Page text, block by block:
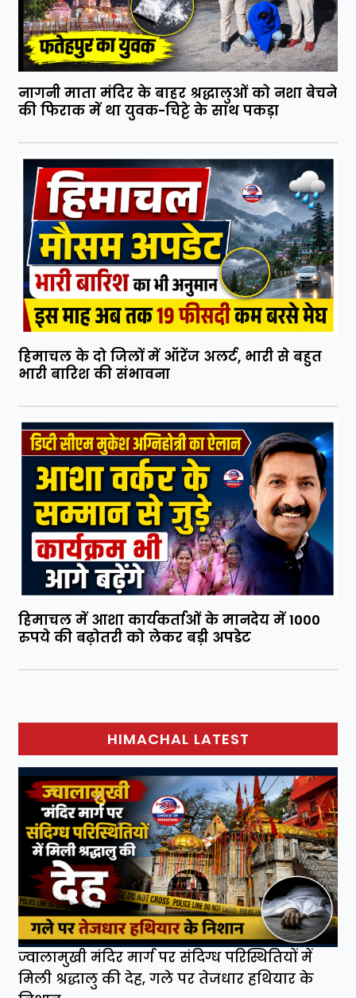
नागनी माता मंदिर के बाहर श्रद्धालुओं को नशा बेचने
की फिराक में था युवक-चिट्टे के साथ पकड़ा
हिमाचल के दो जिलों में ऑरेंज अलर्ट, भारी से बहुत
भारी बारिश की संभावना
हिमाचल में आशा कार्यकर्ताओं के मानदेय में 1000
रुपये की बढ़ोतरी को लेकर बड़ी अपडेट
HIMACHAL LATEST
ज्वालामुखी मंदिर मार्ग पर संदिग्ध परिस्थितियों में
मिली श्रद्धालु की देह, गले पर तेजधार हथियार के